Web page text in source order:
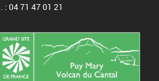
: 04 71 47 01 21